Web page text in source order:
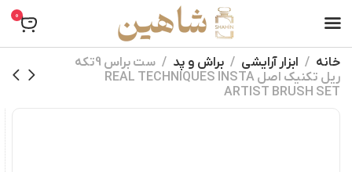
0
خانه ابزار آرایشی براش و پد
ست براس 9تکه
ریل تکنیک اصل REAL TECHNIQUES INSTA
ARTIST BRUSH SET